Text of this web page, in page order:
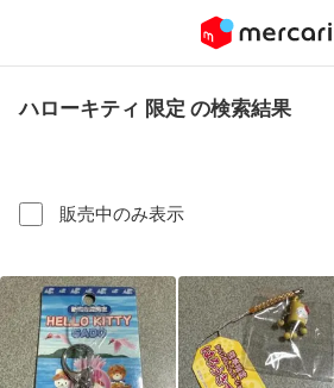
ハローキティ 限定 の検索結果
販売中のみ表示